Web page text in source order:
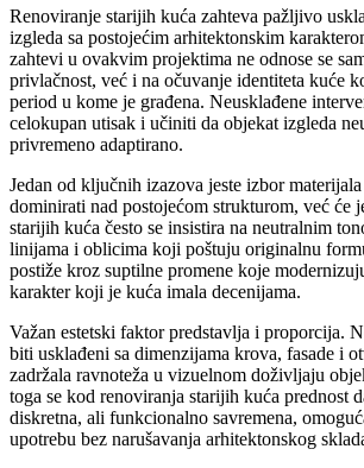
Renoviranje starijih kuća zahteva pažljivo
izgleda sa postojećim arhitektonskim
zahtevi u ovakvim projektima ne odnose se
privlačnost, već i na očuvanje identiteta kuće
period u kome je građena. Neusklađene
celokupan utisak i učiniti da objekat izgleda
privremeno adaptirano.
Jedan od ključnih izazova jeste izbor
dominirati nad postojećom strukturom, već će
starijih kuća često se insistira na neutralnim
linijama i oblicima koji poštuju originalnu
postiže kroz suptilne promene koje
karakter koji je kuća imala decenijama.
Važan estetski faktor predstavlja i proporcija.
biti usklađeni sa dimenzijama krova, fasade i
zadržala ravnoteža u vizuelnom doživljaju
toga se kod renoviranja starijih kuća prednost
diskretna, ali funkcionalno savremena,
upotrebu bez narušavanja arhitektonskog